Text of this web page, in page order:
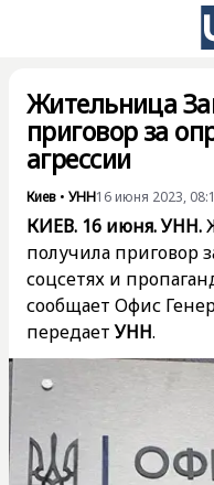
Жительница
приговор за
агрессии
Киев • УНН16 июня 2023,
КИЕВ. 16 июня. УНН.
получила приговор
соцсетях и
сообщает Офис
передаетУНН.